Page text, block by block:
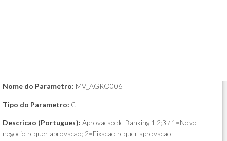
Nome do Parametro: MV_AGRO006
Tipo do Parametro: C
Descricao (Portugues): Aprovacao de Banking 1;2;3 / 1=Novo
negocio requer aprovacao; 2=Fixacao requer aprovacao;